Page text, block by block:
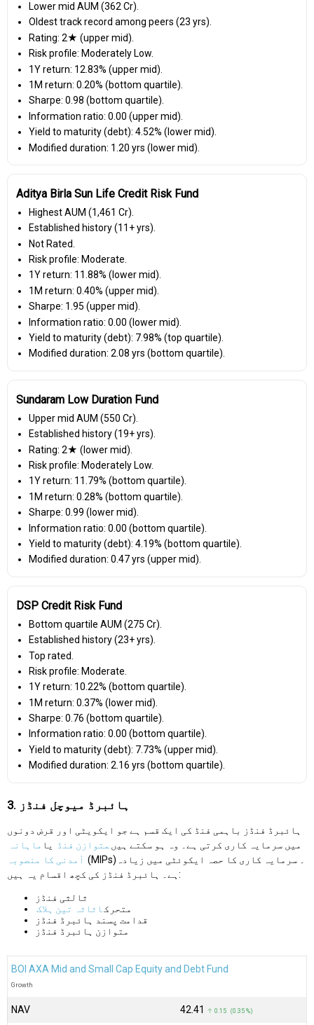
Lower mid AUM (₹362 Cr).
Oldest track record among peers (23 yrs).
Rating: 2★ (upper mid).
Risk profile: Moderately Low.
1Y return: 12.83% (upper mid).
1M return: 0.20% (bottom quartile).
Sharpe: 0.98 (bottom quartile).
Information ratio: 0.00 (upper mid).
Yield to maturity (debt): 4.52% (lower mid).
Modified duration: 1.20 yrs (lower mid).
Aditya Birla Sun Life Credit Risk Fund
Highest AUM (₹1,461 Cr).
Established history (11+ yrs).
Not Rated.
Risk profile: Moderate.
1Y return: 11.88% (lower mid).
1M return: 0.40% (upper mid).
Sharpe: 1.95 (upper mid).
Information ratio: 0.00 (lower mid).
Yield to maturity (debt): 7.98% (top quartile).
Modified duration: 2.08 yrs (bottom quartile).
Sundaram Low Duration Fund
Upper mid AUM (₹550 Cr).
Established history (19+ yrs).
Rating: 2★ (lower mid).
Risk profile: Moderately Low.
1Y return: 11.79% (bottom quartile).
1M return: 0.28% (bottom quartile).
Sharpe: 0.99 (lower mid).
Information ratio: 0.00 (bottom quartile).
Yield to maturity (debt): 4.19% (bottom quartile).
Modified duration: 0.47 yrs (upper mid).
DSP Credit Risk Fund
Bottom quartile AUM (₹275 Cr).
Established history (23+ yrs).
Top rated.
Risk profile: Moderate.
1Y return: 10.22% (bottom quartile).
1M return: 0.37% (lower mid).
Sharpe: 0.76 (bottom quartile).
Information ratio: 0.00 (bottom quartile).
Yield to maturity (debt): 7.73% (upper mid).
Modified duration: 2.16 yrs (bottom quartile).
3. ہائبرڈ میوچل فنڈز
ہائبرڈ فنڈز باہمی فنڈ کی ایک قسم ہے جو ایکویٹی اور قرض دونوں
میں سرمایہ کاری کرتی ہے۔ وہ ہو سکتے ہیںمتوازن فنڈ یا ماہانہ
آمدنی کا منصوبہ (MIPs)۔ سرمایہ کاری کا حصہ ایکوئٹی میں زیادہ
ہے۔ ہائبرڈ فنڈز کی کچھ اقسام یہ ہیں:
ثالثی فنڈز
متحرکاثاثہ تین ہلاک
قدامت پسند ہائبرڈ فنڈز
متوازن ہائبرڈ فنڈز
BOI AXA Mid and Small Cap Equity and Debt Fund
Growth
NAV ₹42.41 ↑ 0.15 (0.35 %)